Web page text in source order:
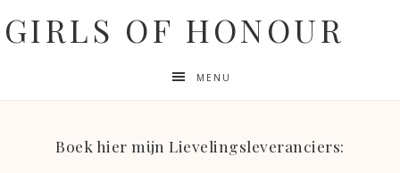
GIRLS OF HONOUR
MENU
Boek hier mijn Lievelingsleveranciers: